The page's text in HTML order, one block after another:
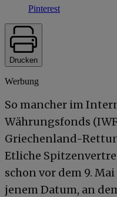
Pinterest
Drucken
Werbung
So mancher im
Währungsfonds
Griechenland-
Etliche
schon vor dem 9.
jenem Datum, an